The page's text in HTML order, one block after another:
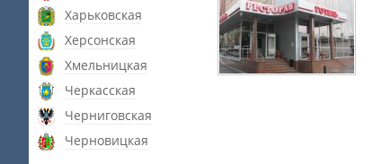
Харьковская
Херсонская
Хмельницкая
Черкасская
Черниговская
Черновицкая